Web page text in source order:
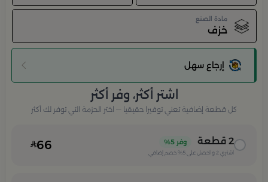
مادة الصنع
خزف
إرجاع سهل
اشتر أكثر، وفر أكثر
كل قطعة إضافية تعني توفيرا حقيقيا — اختر الحزمة التي توفر لك أكثر
2 قطعة وفر 5%
اشتري 2 و احصل على 5% خصم إضافي 66